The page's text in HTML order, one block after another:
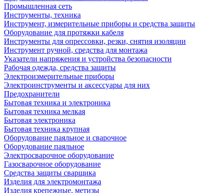
Промышленная сеть
Инструменты, техника
Инструмент, измерительные приборы и средства защиты
Оборудование для протяжки кабеля
Инструменты для опрессовки, резки, снятия изоляции
Инструмент ручной, средства для монтажа
Указатели напряжения и устройства безопасности
Рабочая одежда, средства защиты
Электроизмерительные приборы
Электроинструменты и аксессуары для них
Предохранители
Бытовая техника и электроника
Бытовая техника мелкая
Бытовая электроника
Бытовая техника крупная
Оборудование паяльное и сварочное
Оборудование паяльное
Электросварочное оборудование
Газосварочное оборудование
Средства защиты сварщика
Изделия для электромонтажа
Изделия крепежные, метизы